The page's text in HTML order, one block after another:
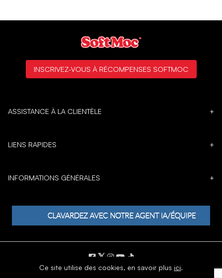
Ce site utilise des cookies, en savoir plus ici.
ASSISTANCE À LA CLIENTÈLE +
LIENS RAPIDES +
INFORMATIONS GÉNÉRALES +
INSCRIVEZ-VOUS À RÉCOMPENSES SOFTMOC
𝕏